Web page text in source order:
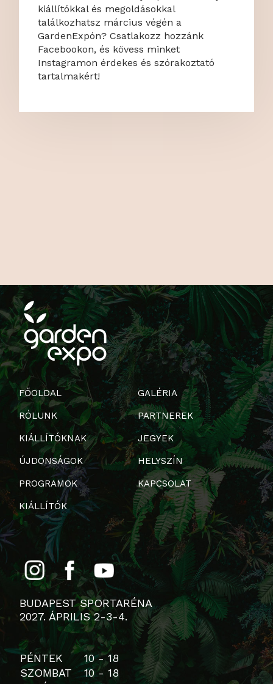
kiállítókkal és megoldásokkal
találkozhatsz március végén a
GardenExpón? Csatlakozz hozzánk
Facebookon, és kövess minket
Instagramon érdekes és szórakoztató
tartalmakért!
FŐOLDAL
RÓLUNK
KIÁLLÍTÓKNAK
ÚJDONSÁGOK
PROGRAMOK
KIÁLLÍTÓK
GALÉRIA
PARTNEREK
JEGYEK
HELYSZÍN
KAPCSOLAT
BUDAPEST SPORTARÉNA
2027. ÁPRILIS 2-3-4.
PÉNTEK
10 - 18
SZOMBAT
10 - 18